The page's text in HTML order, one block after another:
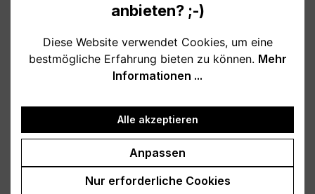
burgund
türkis grau
petrol
lila
Varianteauswählen
personalisiert
ohne Personalisieung
Produkt Anzahl: Gib den gewünschten
In den Warenkorb
anbieten? ;-)
Diese Website verwendet Cookies, um eine
bestmögliche Erfahrung bieten zu können. Mehr
Informationen ...
Alle akzeptieren
Anpassen
Nur erforderliche Cookies